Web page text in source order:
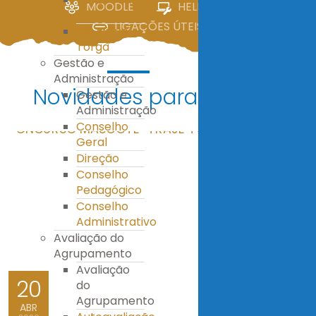
IV
E.S. Miguel
Torga
Gestão e
Administração
Gestão e
Administração
Conselho
Geral
Direção
Conselho
Pedagógico
Conselho
Administrativo
Avaliação do
Agrupamento
Avaliação
do
Agrupamento
MOODLE
HELPDESK
LIGAÇÕES ÚTEIS
Novidades para ti!
20
ABR